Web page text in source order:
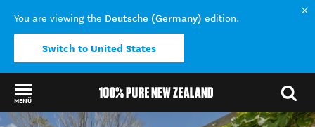
You are viewing the Deutsche (Germany) edition.
Switch to United States
MENÜ